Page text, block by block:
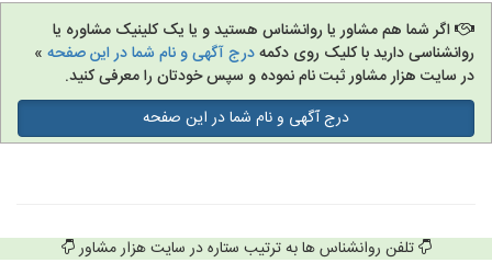
اگر شما هم مشاور یا روانشناس هستید و یا یک کلینیک مشاوره یا
روانشناسی دارید با کلیک روی دکمهدرج آگهی و نام شما در این صفحه »
در سایت هزار مشاور ثبت نام نموده و سپس خودتان را معرفی کنید.
درج آگهی و نام شما در این صفحه
تلفن روانشناس ها به ترتیب ستاره در سایت هزار مشاور